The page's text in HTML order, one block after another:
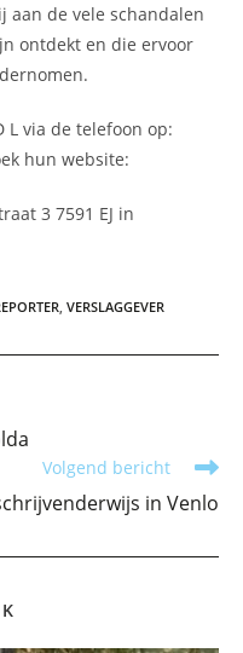
de vele schandalen
ontdekt en die ervoor
L via de telefoon op:
hun website:
3 7591 EJ in
VERSLAGGEVER
Volgend bericht
in Venlo